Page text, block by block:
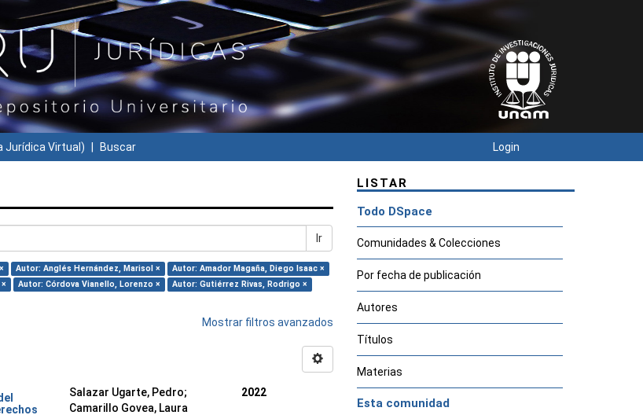
Jurídica Virtual) Buscar Login
Ir
Autor: Anglés Hernández, Marisol ×
Autor: Amador Magaña, Diego Isaac ×
Autor: Córdova Vianello, Lorenzo ×
Autor: Gutiérrez Rivas, Rodrigo ×
Mostrar filtros avanzados
Salazar Ugarte, Pedro;
Camarillo Govea, Laura
2022
LISTAR
Todo DSpace
Comunidades & Colecciones
Por fecha de publicación
Autores
Títulos
Materias
Esta comunidad